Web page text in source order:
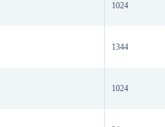
1024
1344
1024